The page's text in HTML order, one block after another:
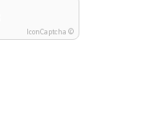
IconCaptcha ©